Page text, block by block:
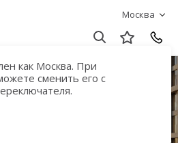
Москва
как Москва. При
сменить его с
дом